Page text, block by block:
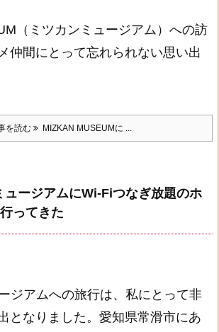
（ミツカンミュージアム）への訪
仲間にとって忘れられない思い出
を読む MIZKAN MUSEUMに ...
ュージアムにWi-Fiつなぎ放題のホ
ってきた
ジアムへの旅行は、私にとって非
となりました。愛知県常滑市にあ